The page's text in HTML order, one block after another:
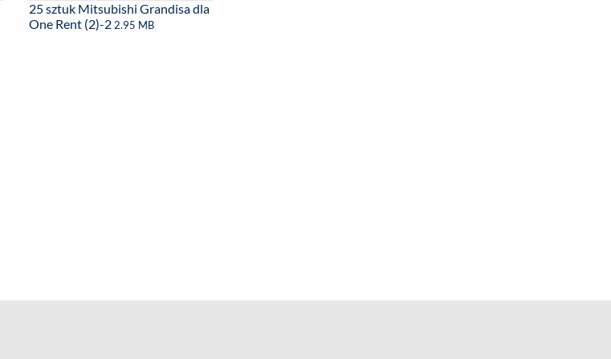
25 sztuk Mitsubishi Grandisa dla
One Rent (2)-2 2.95 MB